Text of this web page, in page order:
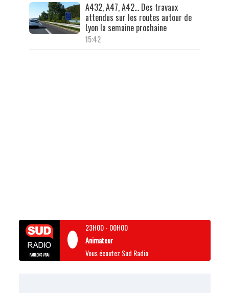
A432, A47, A42… Des travaux
attendus sur les routes autour de
Lyon la semaine prochaine
15:42
23H00- 00H00
Animateur
Vous écoutez Sud Radio